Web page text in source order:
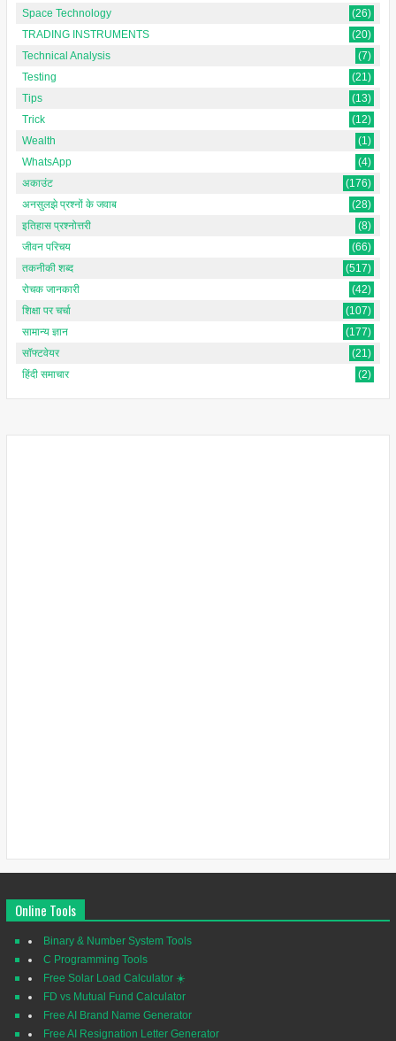
Space Technology
(26)
TRADING INSTRUMENTS
(20)
Technical Analysis
(7)
Testing
(21)
Tips
(13)
Trick
(12)
Wealth
(1)
WhatsApp
(4)
अकाउंट
(176)
अनसुलझे प्रश्नों के जवाब
(28)
इतिहास प्रश्नोत्तरी
(8)
जीवन परिचय
(66)
तकनीकी शब्द
(517)
रोचक जानकारी
(42)
शिक्षा पर चर्चा
(107)
सामान्य ज्ञान
(177)
सॉफ्टवेयर
(21)
हिंदी समाचार
(2)
Online Tools
Binary & Number System Tools
C Programming Tools
Free Solar Load Calculator ☀️
FD vs Mutual Fund Calculator
Free AI Brand Name Generator
Free AI Resignation Letter Generator